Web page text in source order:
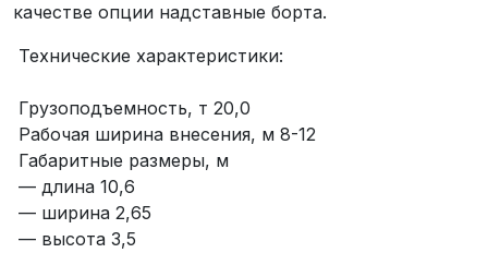
качестве опции надставные борта.
Технические характеристики:
Грузоподъемность, т 20,0
Рабочая ширина внесения, м 8-12
Габаритные размеры, м
— длина 10,6
— ширина 2,65
— высота 3,5